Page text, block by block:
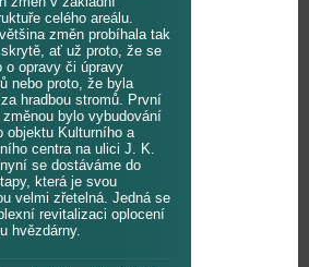
celého areálu.
změn probíhala tak
ať už proto, že se
o opravy či úpravy
nebo proto, že byla
hradbou stromů. První
bylo vybudování
objektu Kulturního a
centra na ulici J. K.
se dostáváme do
která je svou
velmi zřetelná. Jedná se
revitalizaci oplocení
hvězdárny.